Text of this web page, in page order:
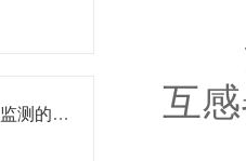
电力变送器对电能质量监测的评估方法
注
互